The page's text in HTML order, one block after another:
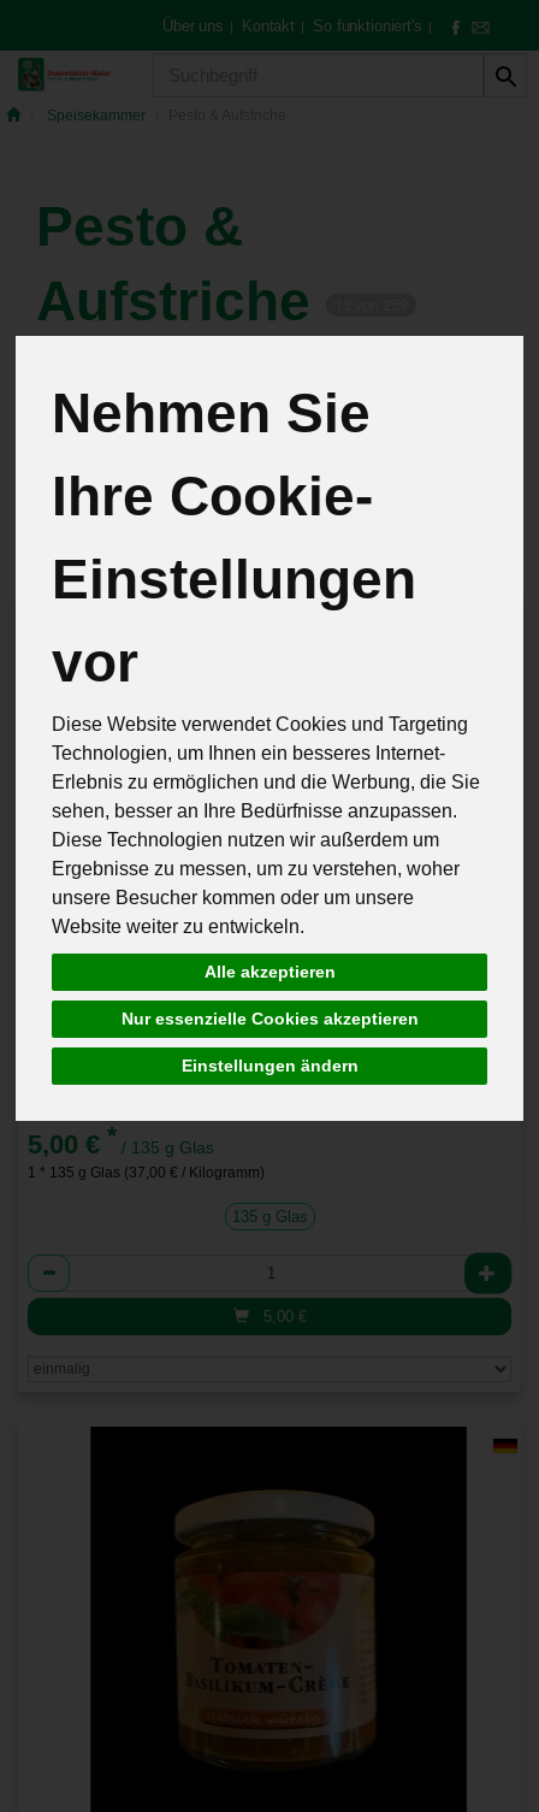
Nehmen Sie
Ihre Cookie-
Einstellungen
vor
Diese Website verwendet Cookies und Targeting
Technologien, um Ihnen ein besseres Internet-
Erlebnis zu ermöglichen und die Werbung, die Sie
sehen, besser an Ihre Bedürfnisse anzupassen.
Diese Technologien nutzen wir außerdem um
Ergebnisse zu messen, um zu verstehen, woher
unsere Besucher kommen oder um unsere
Website weiter zu entwickeln.
Alle akzeptieren
Nur essenzielle Cookies akzeptieren
Einstellungen ändern
Über uns | Kontakt | So funktioniert's |
Speisekammer
Pesto &
Aufstriche
Hersteller Allergene
Delikat Essen Gottmadingen
5,00 € * / 135 g Glas
1 * 135 g Glas (37,00 € / Kilogramm)
135 g Glas
Anzahl
5,00 €